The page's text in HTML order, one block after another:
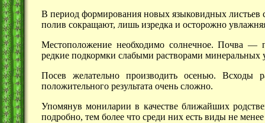
В период формирования новых языковидных листьев
полив сокращают, лишь изредка и осторожно
Местоположение необходимо солнечное. Почва —
редкие подкормки слабыми растворами минеральных
Посев желательно производить осенью. Всходы
положительного результата очень сложно.
Упомянув мониларии в качестве ближайших
подробно, тем более что среди них есть виды не